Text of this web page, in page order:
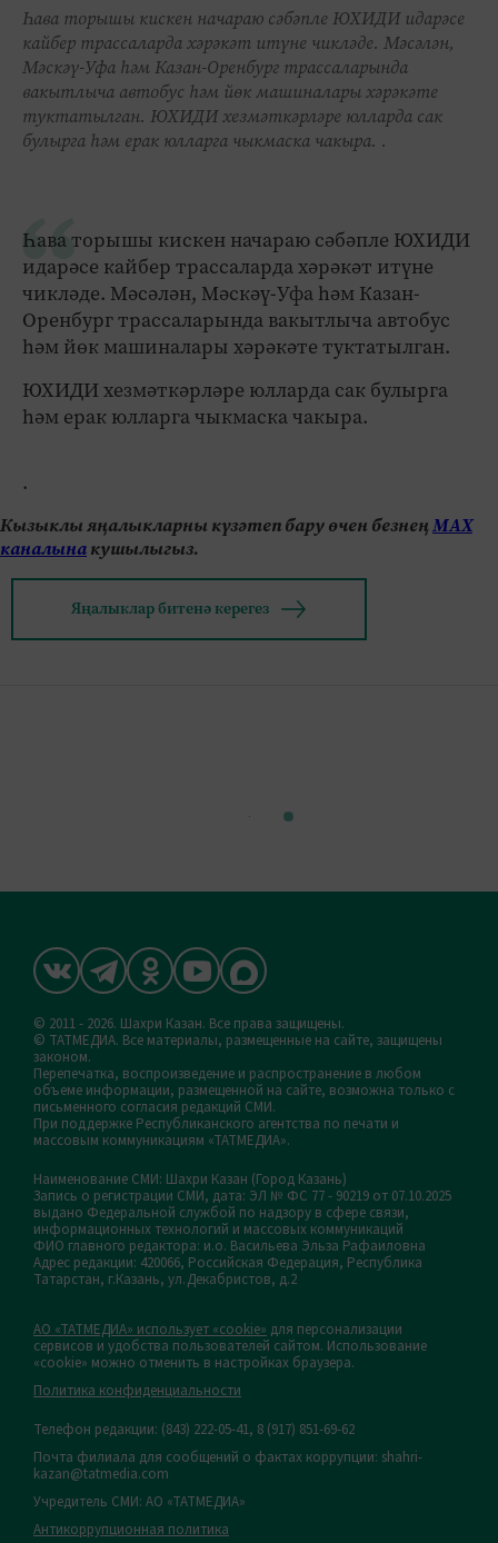
Һава торышы кискен начараю сәбәпле ЮХИДИ идарәсе
кайбер трассаларда хәрәкәт итүне чикләде. Мәсәлән,
Мәскәү-Уфа һәм Казан-Оренбург трассаларында
вакытлыча автобус һәм йөк машиналары хәрәкәте
туктатылган. ЮХИДИ хезмәткәрләре юлларда сак
булырга һәм ерак юлларга чыкмаска чакыра. .
Һава торышы кискен начараю сәбәпле ЮХИДИ
идарәсе кайбер трассаларда хәрәкәт итүне
чикләде. Мәсәлән, Мәскәү-Уфа һәм Казан-
Оренбург трассаларында вакытлыча автобус
һәм йөк машиналары хәрәкәте туктатылган.
ЮХИДИ хезмәткәрләре юлларда сак булырга
һәм ерак юлларга чыкмаска чакыра.
.
Кызыклы яңалыкларны күзәтеп бару өчен безнеңМАХ
каналынакушылыгыз.
Яңалыклар битенә керегез
© 2011 - 2026. Шахри Казан. Все права защищены.
© ТАТМЕДИА. Все материалы, размещенные на сайте, защищены
законом.
Перепечатка, воспроизведение и распространение в любом
объеме информации, размещенной на сайте, возможна только с
письменного согласия редакций СМИ.
При поддержке Республиканского агентства по печати и
массовым коммуникациям «ТАТМЕДИА».
Наименование СМИ: Шахри Казан (Город Казань)
Запись о регистрации СМИ, дата: ЭЛ № ФС 77 - 90219 от 07.10.2025
выдано Федеральной службой по надзору в сфере связи,
информационных технологий и массовых коммуникаций
ФИО главного редактора: и.о. Васильева Эльза Рафаиловна
Адрес редакции: 420066, Российская Федерация, Республика
Татарстан, г.Казань, ул.Декабристов, д.2
АО «ТАТМЕДИА» использует «cookie» для персонализации
сервисов и удобства пользователей сайтом. Использование
«cookie» можно отменить в настройках браузера.
Политика конфиденциальности
Телефон редакции: (843) 222-05-41, 8 (917) 851-69-62
Почта филиала для сообщений о фактах коррупции: shahri-
kazan@tatmedia.com
Учредитель СМИ: АО «ТАТМЕДИА»
Антикоррупционная политика